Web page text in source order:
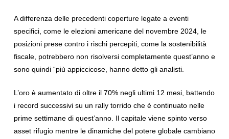
A differenza delle precedenti coperture legate a eventi
specifici, come le elezioni americane del novembre 2024, le
posizioni prese contro i rischi percepiti, come la sostenibilità
fiscale, potrebbero non risolversi completamente quest’anno e
sono quindi “più appiccicose, hanno detto gli analisti.
L’oro è aumentato di oltre il 70% negli ultimi 12 mesi, battendo
i record successivi su un rally torrido che è continuato nelle
prime settimane di quest’anno. Il capitale viene spinto verso
asset rifugio mentre le dinamiche del potere globale cambiano